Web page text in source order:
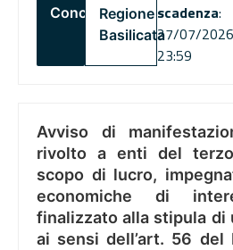
ConcorsiRegione
Basilicata
scadenza:
27/07/2026
23:59
Avviso di
rivolto a enti del
scopo di lucro,
economiche di
finalizzato alla stipula di
ai sensi dell’art. 56 del